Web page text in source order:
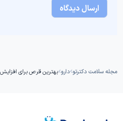
مجله سلامت دکترتو دارو بهترین قرص برای